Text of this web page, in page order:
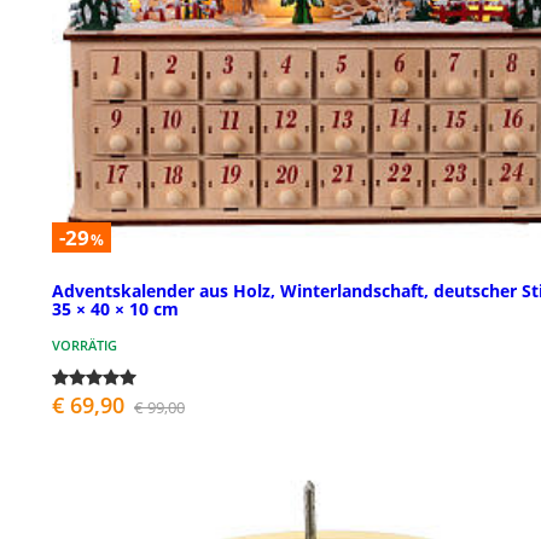
-29%
Adventskalender aus Holz, Winterlandschaft, deutscher
35 × 40 × 10 cm
VORRÄTIG
€ 69,90 € 99,00